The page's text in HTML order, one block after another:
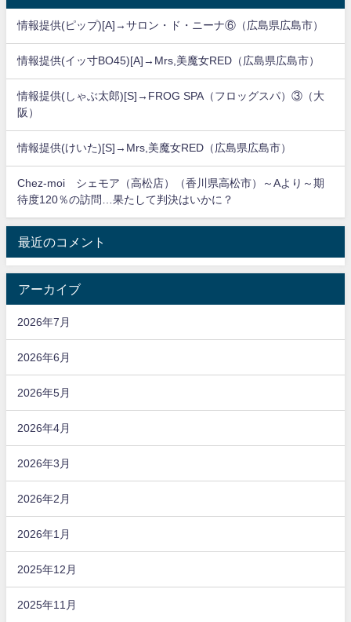
情報提供(ピップ)[A]→サロン・ド・ニーナ⑥（広島県広島市）
情報提供(イッ寸BO45)[A]→Mrs,美魔女RED（広島県広島市）
情報提供(しゃぶ太郎)[S]→FROG SPA（フロッグスパ）③（大
阪）
情報提供(けいた)[S]→Mrs,美魔女RED（広島県広島市）
Chez-moi シェモア（高松店）（香川県高松市）～Aより～期
待度120％の訪問…果たして判決はいかに？
最近のコメント
アーカイブ
2026年7月
2026年6月
2026年5月
2026年4月
2026年3月
2026年2月
2026年1月
2025年12月
2025年11月